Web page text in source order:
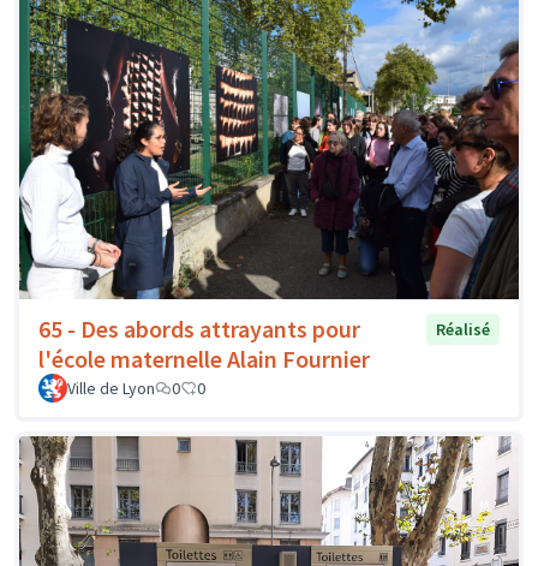
65 - Des abords attrayants pour
l'école maternelle Alain Fournier
Réalisé
Ville de Lyon 0 0